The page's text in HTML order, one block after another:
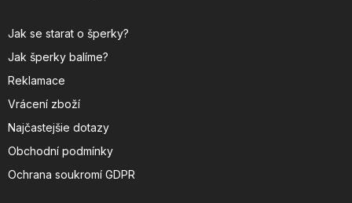
Jak se starat o šperky?
Jak šperky balíme?
Reklamace
Vrácení zboží
Najčastejšie dotazy
Obchodní podmínky
Ochrana soukromí GDPR